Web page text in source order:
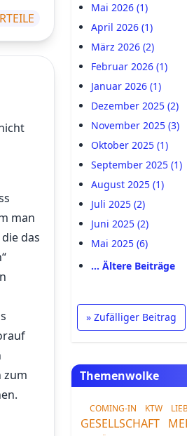
man
das
zum
Mai 2026 (1)
April 2026 (1)
März 2026 (2)
Februar 2026 (1)
Januar 2026 (1)
Dezember 2025 (2)
November 2025 (3)
Oktober 2025 (1)
September 2025 (1)
August 2025 (1)
Juli 2025 (2)
Juni 2025 (2)
Mai 2025 (6)
… Ältere Beiträge
» Zufälliger Beitrag
Themenwolke
COMING-IN KTW
GESELLSCHAFT